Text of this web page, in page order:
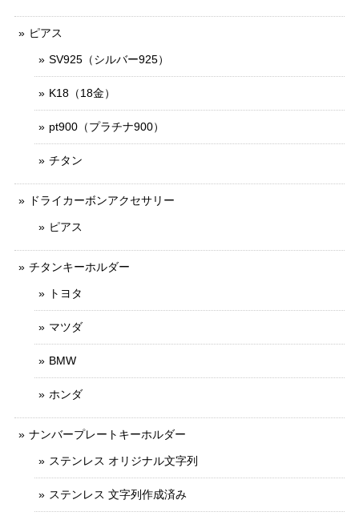
ピアス
SV925（シルバー925）
K18（18金）
pt900（プラチナ900）
チタン
ドライカーボンアクセサリー
ピアス
チタンキーホルダー
トヨタ
マツダ
BMW
ホンダ
ナンバープレートキーホルダー
ステンレス オリジナル文字列
ステンレス 文字列作成済み